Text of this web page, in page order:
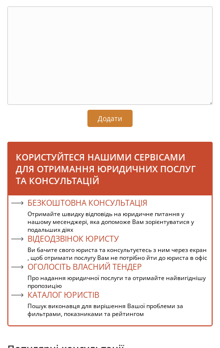
Додати
КОРИСТУЙТЕСЯ НАШИМИ СЕРВІСАМИ
ДЛЯ ОТРИМАННЯ ЮРИДИЧНИХ ПОСЛУГ
ТА КОНСУЛЬТАЦІЙ
БЕЗКОШТОВНА КОНСУЛЬТАЦІЯ
Отримайте швидку відповідь на юридичне питання у
нашому месенджері, яка допоможе Вам зорієнтуватися у
подальших діях
ВІДЕОДЗВІНОК ЮРИСТУ
Ви бачите свого юриста та консультуєтесь з ним через екран
, щоб отримати послугу Вам не потрібно йти до юриста в офіс
ОГОЛОСІТЬ ВЛАСНИЙ ТЕНДЕР
Про надання юридичної послуги та отримайте найвигіднішу
пропозицію
КАТАЛОГ ЮРИСТІВ
Пошук виконавця для вирішення Вашої проблеми за
фильтрами, показниками та рейтингом